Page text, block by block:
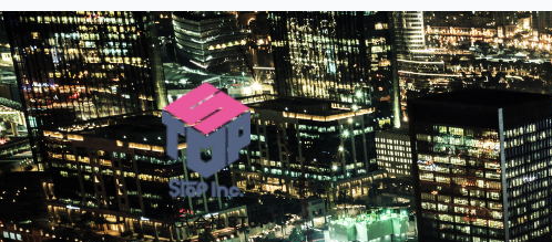
株式会社 STOP